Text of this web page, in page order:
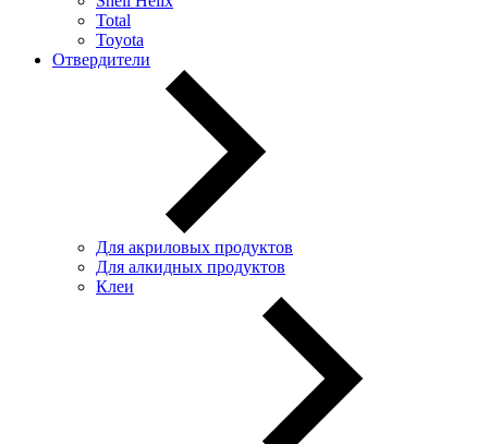
Total
Toyota
Отвердители
Для акриловых продуктов
Для алкидных продуктов
Клеи